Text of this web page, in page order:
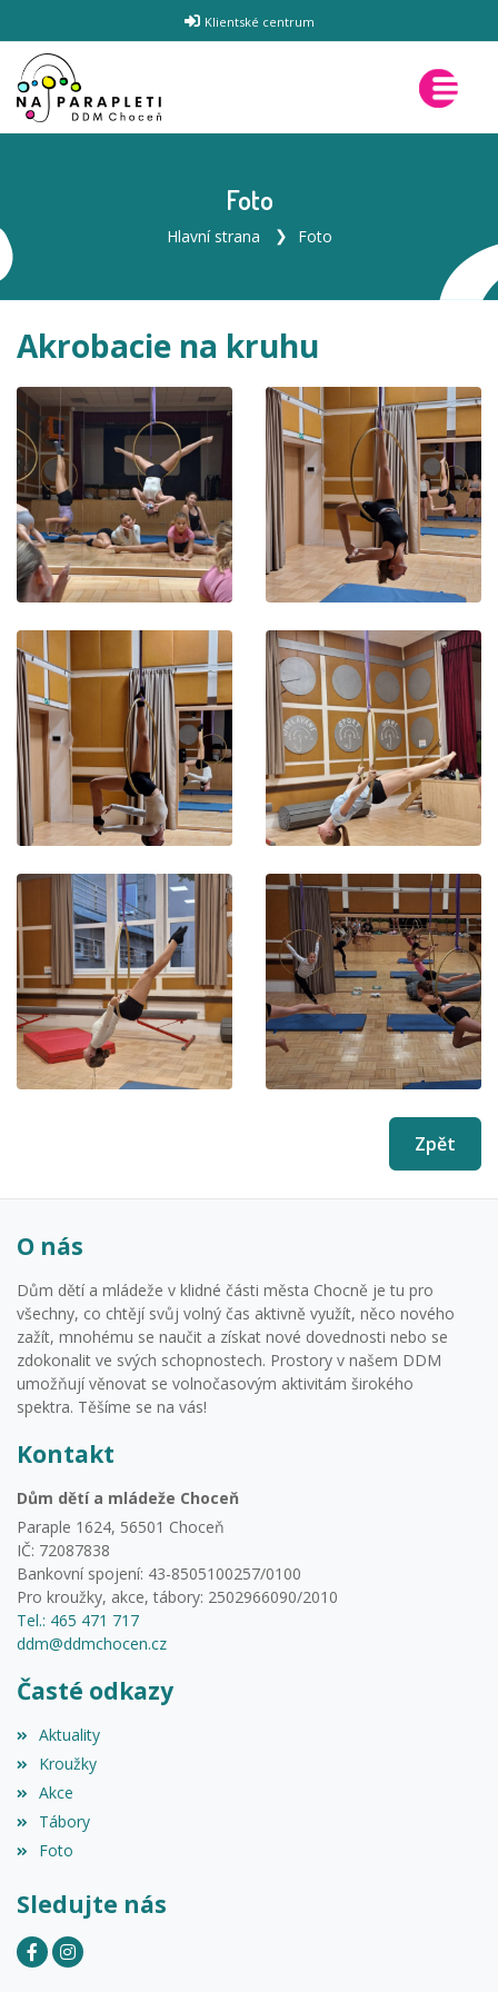
Klientské centrum
Foto
Hlavní strana Foto
Akrobacie na kruhu
Zpět
O nás
Dům dětí a mládeže v klidné části města Chocně je tu pro
všechny, co chtějí svůj volný čas aktivně využít, něco nového
zažít, mnohému se naučit a získat nové dovednosti nebo se
zdokonalit ve svých schopnostech. Prostory v našem DDM
umožňují věnovat se volnočasovým aktivitám širokého
spektra. Těšíme se na vás!
Kontakt
Dům dětí a mládeže Choceň
Paraple 1624, 56501 Choceň
IČ: 72087838
Bankovní spojení: 43-8505100257/0100
Pro kroužky, akce, tábory: 2502966090/2010
Tel.: 465 471 717
ddm@ddmchocen.cz
Časté odkazy
Aktuality
Kroužky
Akce
Tábory
Foto
Sledujte nás